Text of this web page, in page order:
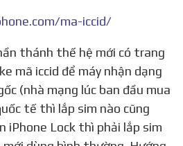
ma-iccid/
mã iccid để máy nhận dạng
(nhà mạng lúc ban đầu mua
tế thì lắp sim nào cũng
iPhone Lock thì phải lắp sim